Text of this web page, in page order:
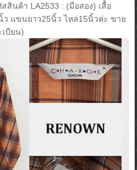
สสินค้า LA2533 : (มือสอง) เสื้อ
ว แขนยาว25นิ้ว ไหล่15นิ้วค่ะ ขาย
บียน)